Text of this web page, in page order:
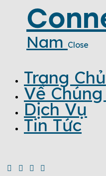
Nam Close
Trang Chủ
Về Chúng
Dịch Vụ
Tin Tức